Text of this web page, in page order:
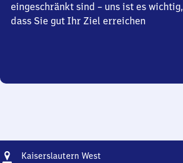
eingeschränkt sind – uns ist es wichtig,
dass Sie gut Ihr Ziel erreichen
Adresse
Kaiserslautern West